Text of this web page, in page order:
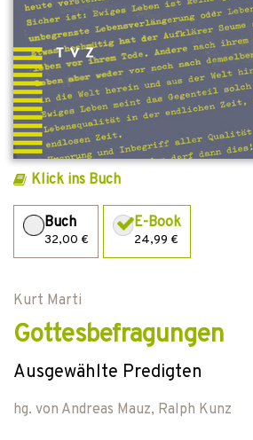
Klick ins Buch
Buch
32,00 €
E-Book
24,99 €
Kurt Marti
Gottesbefragungen
Ausgewählte Predigten
hg. von Andreas Mauz, Ralph Kunz